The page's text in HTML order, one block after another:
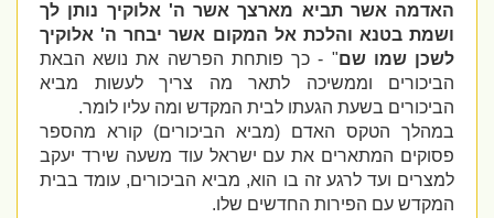
האדמה אשר תביא מארצך אשר ה' אלוקיך נותן לך
ושמת בטנא והלכת אל המקום אשר יבחר ה' אלוקיך
לשכן שמו שם" - כך פותחת הפרשה את נושא הבאת
הביכורים וממשיכה לתאר מה צריך לעשות מביא
הביכורים בשעת הגעתו לבית המקדש ומה עליו לומר.
במהלך הטקס האדם (מביא הביכורים) קורא מהספר
פסוקים המתארים את עם ישראל עוד משעה שירד יעקב
למצרים ועד לרגע זה בו הוא, מביא הביכורים, עומד בבית
המקדש עם הפירות החדשים שלו.